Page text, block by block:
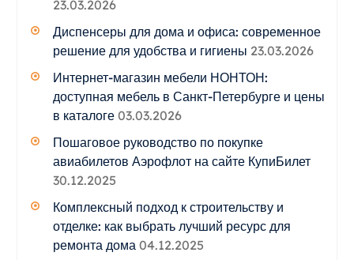
23.03.2026
Диспенсеры для дома и офиса: современное
решение для удобства и гигиены 23.03.2026
Интернет-магазин мебели НОНТОН:
доступная мебель в Санкт-Петербурге и цены
в каталоге 03.03.2026
Пошаговое руководство по покупке
авиабилетов Аэрофлот на сайте КупиБилет
30.12.2025
Комплексный подход к строительству и
отделке: как выбрать лучший ресурс для
ремонта дома 04.12.2025